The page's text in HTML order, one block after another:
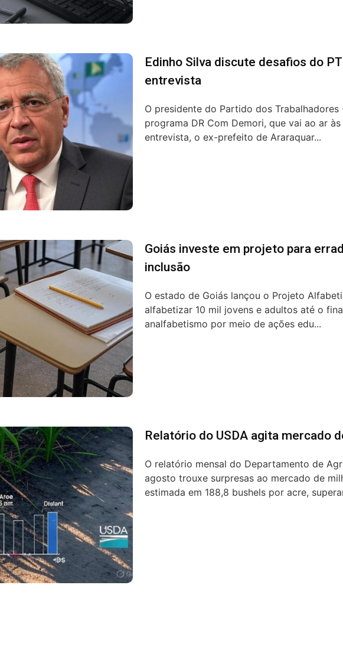
Edinho Silva discute desafios do
entrevista
O presidente do Partido dos
programa DR Com Demori, que vai ao ar
entrevista, o ex-prefeito de Araraquar...
Goiás investe em projeto para
inclusão
O estado de Goiás lançou o Projeto
alfabetizar 10 mil jovens e adultos até o
analfabetismo por meio de ações edu...
Relatório do USDA agita mercado
O relatório mensal do Departamento de
agosto trouxe surpresas ao mercado de
estimada em 188,8 bushels por acre,